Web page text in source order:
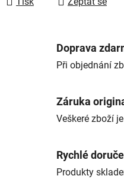
Doprava
Při objednání
Záruka
Veškeré zboží
Rychlé
Produkty